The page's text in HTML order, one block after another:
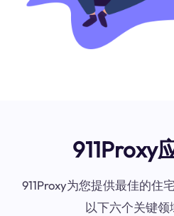
911Proxy
911Proxy为您提供最佳的住
以下六个关键领